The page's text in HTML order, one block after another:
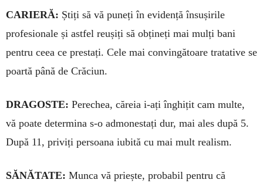
CARIERĂ: Știți să vă puneți în evidență în­sușirile
profesionale și astfel reușiți să obțineți mai mulți bani
pentru ceea ce prestați. Cele mai convin­gătoare tratative se
poartă până de Crăciun.
DRAGOSTE: Perechea, căreia i-ați înghițit cam multe,
vă poate determina s-o admonestați dur, mai ales după 5.
După 11, priviți persoana iubită cu mai mult realism.
SĂNĂTATE: Munca vă priește, probabil pen­tru că